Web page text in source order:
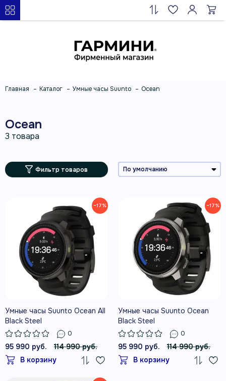
Главная Каталог Умные часы Suunto Ocean
Ocean
Фильтр товаров
−17%
Умные часы Suunto Ocean All
Black Steel
0
95 990 руб.
114 990 руб.
В корзину
−17%
Умные часы Suunto Ocean
Black Steel
0
95 990 руб.
114 990 руб.
В корзину